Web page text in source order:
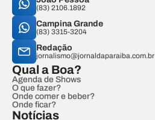
(83) 2106.1892
Campina Grande
(83) 3315-3204
Redação
jornalismo@jornaldaparaiba.com.br
Qual a Boa?
Agenda de Shows
O que fazer?
Onde comer e beber?
Onde ficar?
Notícias